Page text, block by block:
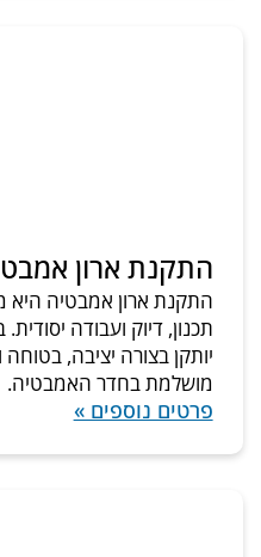
התקנת ארון
התקנת ארון אמבטיה
תכנון, דיוק ועבודה
יותקן בצורה יציבה, בטוחה
מושלמת בחדר האמבטיה.
פרטים נוספים »